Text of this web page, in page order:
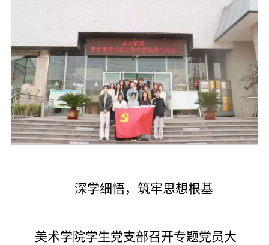
深学细悟，筑牢思想根基
美术学院学生党支部召开专题党员大